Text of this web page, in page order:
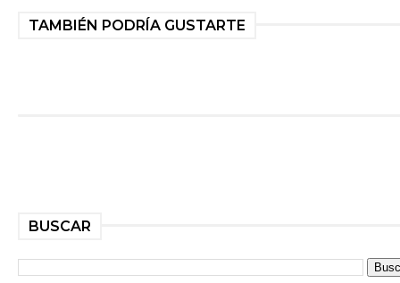
TAMBIÉN PODRÍA GUSTARTE
BUSCAR